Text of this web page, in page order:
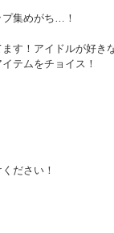
集めがち…！
す！アイドルが好
テムをチョイス！
ださい！